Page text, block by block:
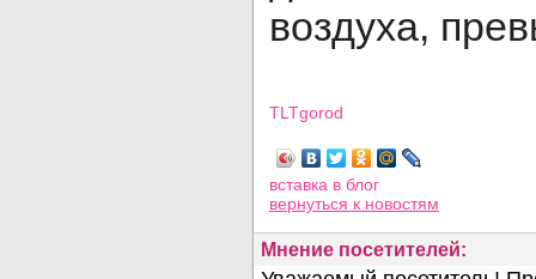
воздуха,
TLTgorod
вставка в блог
вернуться к новостям
Мнение посетителей: